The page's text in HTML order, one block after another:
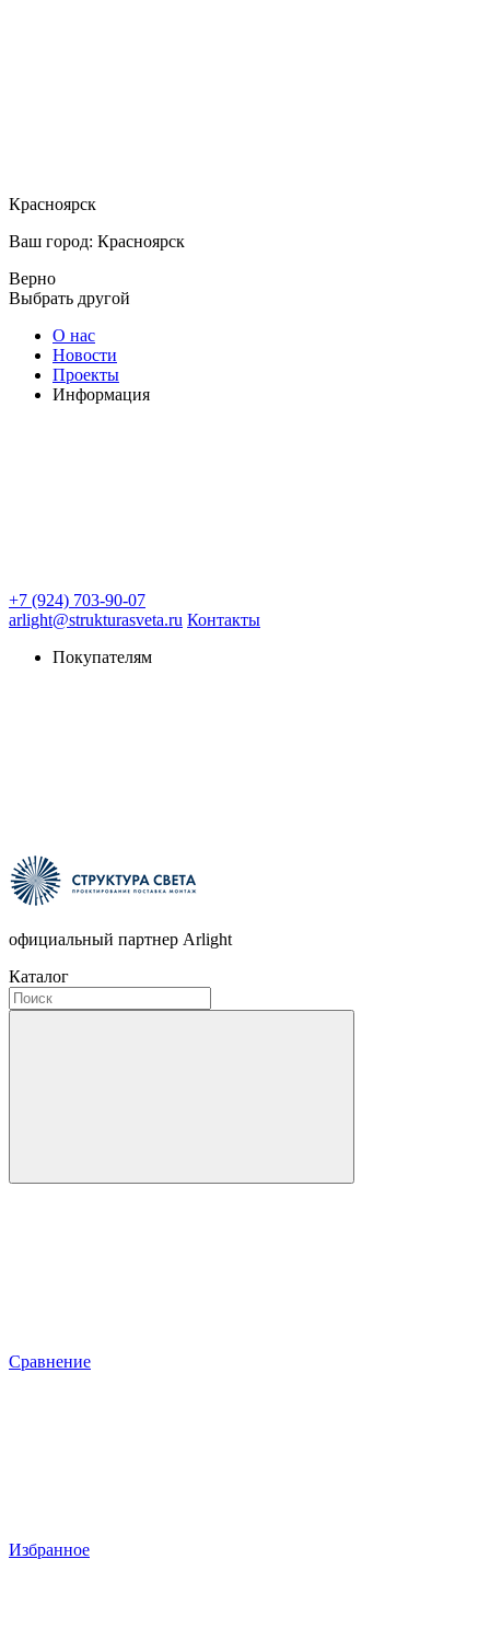
Красноярск
Ваш город: Красноярск
Верно
Выбрать другой
О нас
Новости
Проекты
Информация
+7 (924) 703-90-07
arlight@strukturasveta.ru Контакты
Покупателям
официальный партнер Arlight
Каталог
Сравнение
Избранное